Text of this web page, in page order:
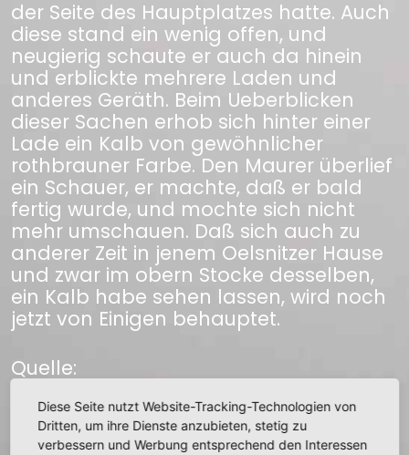
der Seite des Hauptplatzes hatte. Auch
diese stand ein wenig offen, und
neugierig schaute er auch da hinein
und erblickte mehrere Laden und
anderes Geräth. Beim Ueberblicken
dieser Sachen erhob sich hinter einer
Lade ein Kalb von gewöhnlicher
rothbrauner Farbe. Den Maurer überlief
ein Schauer, er machte, daß er bald
fertig wurde, und mochte sich nicht
mehr umschauen. Daß sich auch zu
anderer Zeit in jenem Oelsnitzer Hause
und zwar im obern Stocke desselben,
ein Kalb habe sehen lassen, wird noch
jetzt von Einigen behauptet.
Quelle:
Sachsen
Diese Seite nutzt Website-Tracking-Technologien von
Dritten, um ihre Dienste anzubieten, stetig zu
verbessern und Werbung entsprechend den Interessen